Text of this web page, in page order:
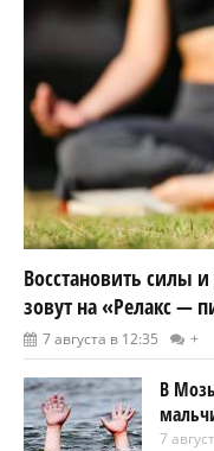
Восстановить силы
зовут на «Релакс —
7 августа в 12:35 +
В
7